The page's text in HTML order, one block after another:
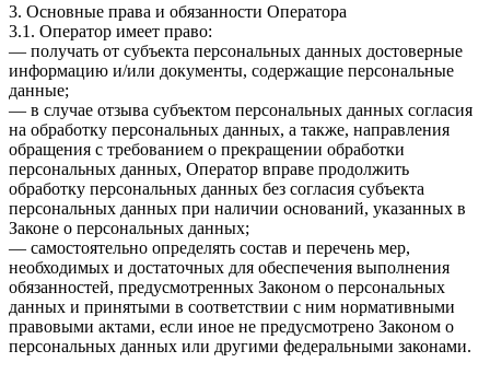
3. Основные права и обязанности Оператора
3.1. Оператор имеет право:
— получать от субъекта персональных данных достоверные
информацию и/или документы, содержащие персональные
данные;
— в случае отзыва субъектом персональных данных согласия
на обработку персональных данных, а также, направления
обращения с требованием о прекращении обработки
персональных данных, Оператор вправе продолжить
обработку персональных данных без согласия субъекта
персональных данных при наличии оснований, указанных в
Законе о персональных данных;
— самостоятельно определять состав и перечень мер,
необходимых и достаточных для обеспечения выполнения
обязанностей, предусмотренных Законом о персональных
данных и принятыми в соответствии с ним нормативными
правовыми актами, если иное не предусмотрено Законом о
персональных данных или другими федеральными законами.